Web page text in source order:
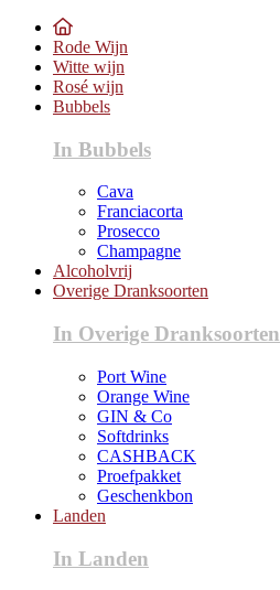
Rode Wijn
Witte wijn
Rosé wijn
Bubbels
In Bubbels
Cava
Franciacorta
Prosecco
Champagne
Alcoholvrij
Overige Dranksoorten
In Overige Dranksoorten
Port Wine
Orange Wine
GIN & Co
Softdrinks
CASHBACK
Proefpakket
Geschenkbon
Landen
In Landen